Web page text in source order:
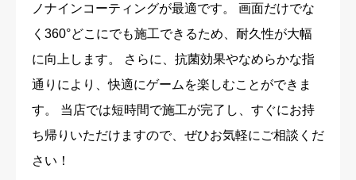
ノナインコーティングが最適です。 画面だけでな
く360°どこにでも施工できるため、耐久性が大幅
に向上します。 さらに、抗菌効果やなめらかな指
通りにより、快適にゲームを楽しむことができま
す。 当店では短時間で施工が完了し、すぐにお持
ち帰りいただけますので、ぜひお気軽にご相談くだ
さい！